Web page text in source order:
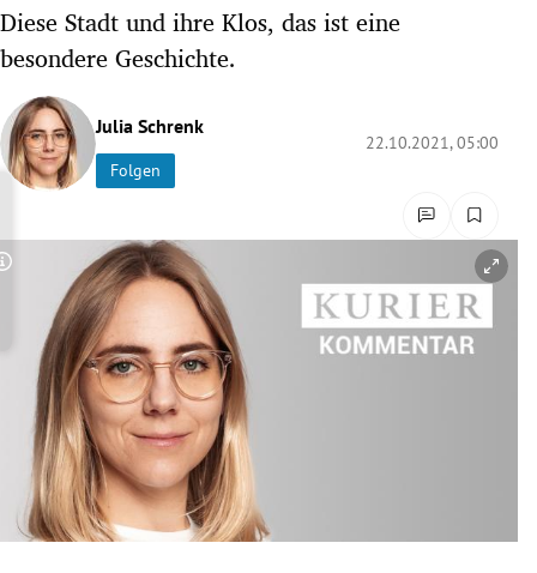
Untermenü
Untermenü
Untermenü
Untermenü
Untermenü
Untermenü
Untermenü
Untermenü
Diese Stadt und ihre Klos, das ist eine
besondere Geschichte.
Julia Schrenk
Folgen
22.10.2021, 05:00
Copyright-Hinweis öffnen/schließen